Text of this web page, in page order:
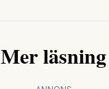
Mer läsning